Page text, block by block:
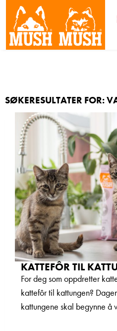
SØKERESULTATER FOR:
KATTEFÔR TIL
For deg som oppdretter
kattefôr til kattungen?
kattungene skal begynne å